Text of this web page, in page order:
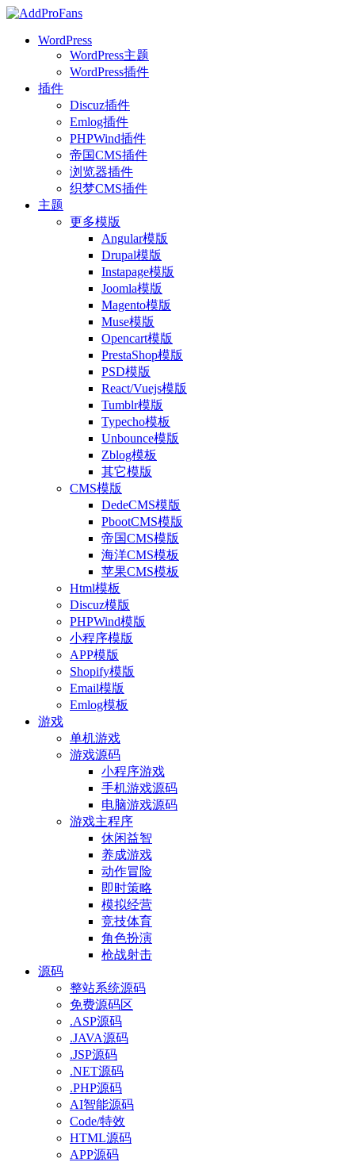
WordPress
WordPress主题
WordPress插件
插件
Discuz插件
Emlog插件
PHPWind插件
帝国CMS插件
浏览器插件
织梦CMS插件
主题
更多模版
Angular模版
Drupal模版
Instapage模版
Joomla模版
Magento模版
Muse模版
Opencart模版
PrestaShop模版
PSD模版
React/Vuejs模版
Tumblr模版
Typecho模板
Unbounce模版
Zblog模板
其它模版
CMS模版
DedeCMS模版
PbootCMS模版
帝国CMS模版
海洋CMS模板
苹果CMS模板
Html模板
Discuz模版
PHPWind模版
小程序模版
APP模版
Shopify模版
Email模版
Emlog模板
游戏
单机游戏
游戏源码
小程序游戏
手机游戏源码
电脑游戏源码
游戏主程序
休闲益智
养成游戏
动作冒险
即时策略
模拟经营
竞技体育
角色扮演
枪战射击
源码
整站系统源码
免费源码区
.ASP源码
.JAVA源码
.JSP源码
.NET源码
.PHP源码
AI智能源码
Code/特效
HTML源码
APP源码